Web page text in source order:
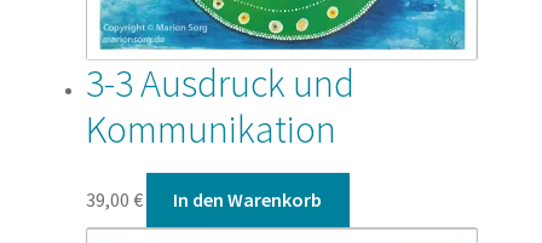
3-3 Ausdruck und
Kommunikation
39,00 € In den Warenkorb